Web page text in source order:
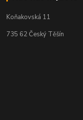
Koňakovská 11
735 62 Český Těšín